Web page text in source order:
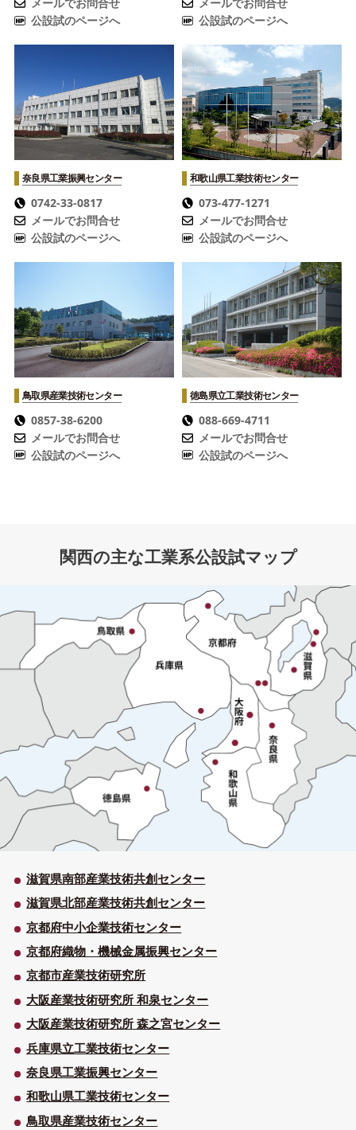
公設試のページへ
公設試のページへ
奈良県工業振興センター
0742-33-0817
メールでお問合せ
公設試のページへ
和歌山県工業技術センター
073-477-1271
メールでお問合せ
公設試のページへ
鳥取県産業技術センター
0857-38-6200
メールでお問合せ
公設試のページへ
徳島県立工業技術センター
088-669-4711
メールでお問合せ
公設試のページへ
関西の主な工業系公設試マップ
滋賀県南部産業技術共創センター
滋賀県北部産業技術共創センター
京都府中小企業技術センター
京都府織物・機械金属振興センター
京都市産業技術研究所
大阪産業技術研究所 和泉センター
大阪産業技術研究所 森之宮センター
兵庫県立工業技術センター
奈良県工業振興センター
和歌山県工業技術センター
鳥取県産業技術センター